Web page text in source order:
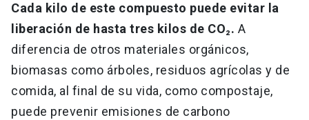
Cada kilo de este compuesto puede evitar la
liberación de hasta tres kilos de CO₂. A
diferencia de otros materiales orgánicos,
biomasas como árboles, residuos agrícolas y de
comida, al final de su vida, como compostaje,
puede prevenir emisiones de carbono